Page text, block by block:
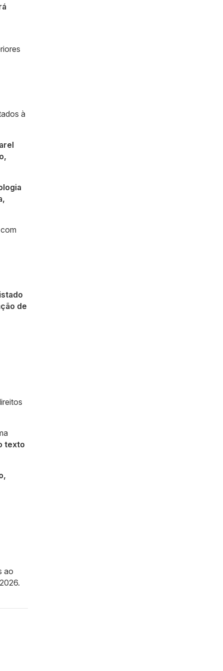
à
de
texto
ao